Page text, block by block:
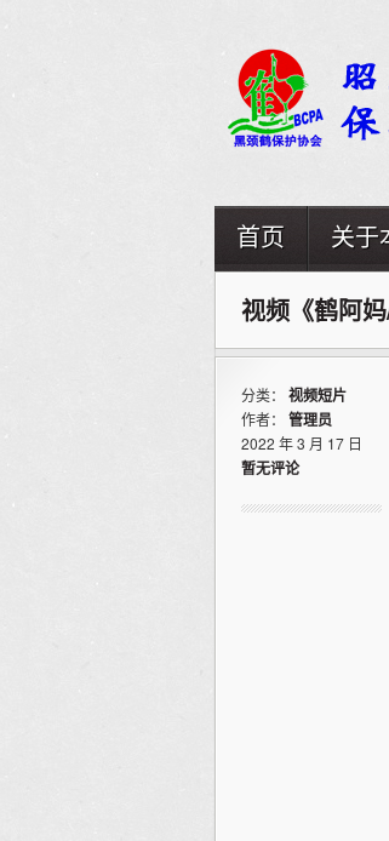
首页 关于
视频《鹤阿
分类： 视频短片
作者： 管理员
2022 年 3 月 17 日
暂无评论